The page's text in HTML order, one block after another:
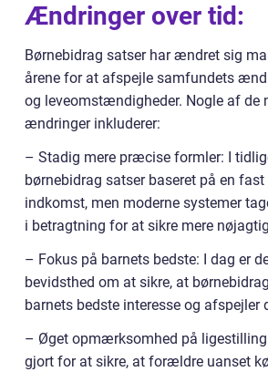
Ændringer over tid:
Børnebidrag satser har ændret sig
årene for at afspejle samfundets
og leveomstændigheder. Nogle af de
ændringer inkluderer:
– Stadig mere præcise formler: I
børnebidrag satser baseret på en
indkomst, men moderne systemer
i betragtning for at sikre mere
– Fokus på barnets bedste: I dag er
bevidsthed om at sikre, at
barnets bedste interesse og afspejler
– Øget opmærksomhed på
gjort for at sikre, at forældre uanset